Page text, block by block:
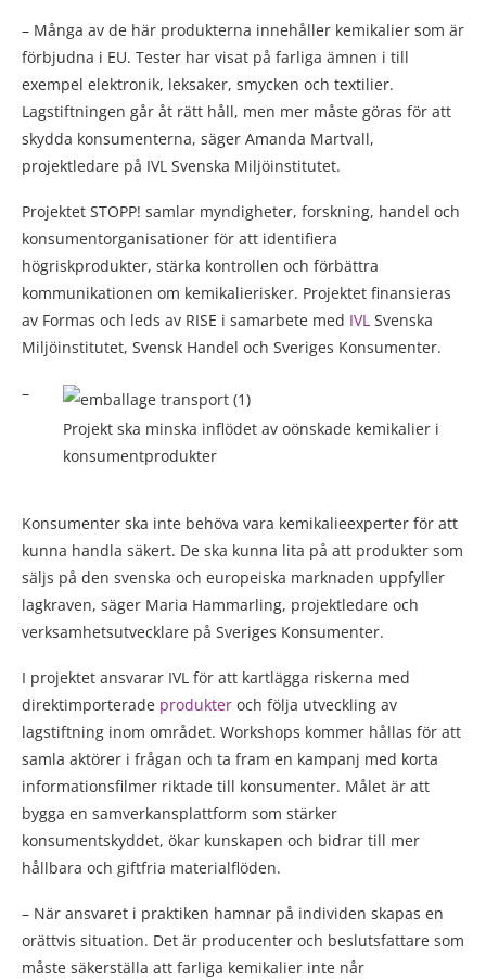
– Många av de här produkterna innehåller kemikalier som är
förbjudna i EU. Tester har visat på farliga ämnen i till
exempel elektronik, leksaker, smycken och textilier.
Lagstiftningen går åt rätt håll, men mer måste göras för att
skydda konsumenterna, säger Amanda Martvall,
projektledare på IVL Svenska Miljöinstitutet.
Projektet STOPP! samlar myndigheter, forskning, handel och
konsumentorganisationer för att identifiera
högriskprodukter, stärka kontrollen och förbättra
kommunikationen om kemikalierisker. Projektet finansieras
av Formas och leds av RISE i samarbete med IVL Svenska
Miljöinstitutet, Svensk Handel och Sveriges Konsumenter.
Projekt ska minska inflödet av oönskade kemikalier i
konsumentprodukter
–
Konsumenter ska inte behöva vara kemikalieexperter för att
kunna handla säkert. De ska kunna lita på att produkter som
säljs på den svenska och europeiska marknaden uppfyller
lagkraven, säger Maria Hammarling, projektledare och
verksamhetsutvecklare på Sveriges Konsumenter.
I projektet ansvarar IVL för att kartlägga riskerna med
direktimporterade produkter och följa utveckling av
lagstiftning inom området. Workshops kommer hållas för att
samla aktörer i frågan och ta fram en kampanj med korta
informationsfilmer riktade till konsumenter. Målet är att
bygga en samverkansplattform som stärker
konsumentskyddet, ökar kunskapen och bidrar till mer
hållbara och giftfria materialflöden.
– När ansvaret i praktiken hamnar på individen skapas en
orättvis situation. Det är producenter och beslutsfattare som
måste säkerställa att farliga kemikalier inte når